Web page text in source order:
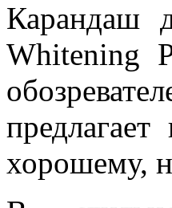
Карандаш
Whitening
хорошему,